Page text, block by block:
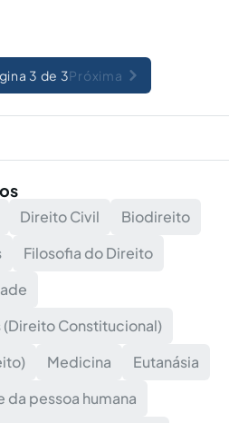
3 de 3Próxima
Direito Civil
Biodireito
Filosofia do Direito
Constitucional)
Medicina
Eutanásia
pessoa humana